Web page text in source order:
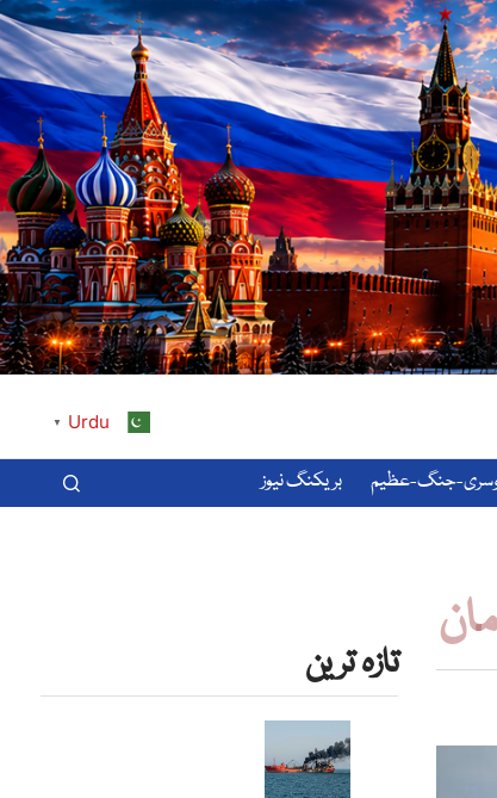
Urdu
▼
بریکنگ نیوز
تازہ ترین